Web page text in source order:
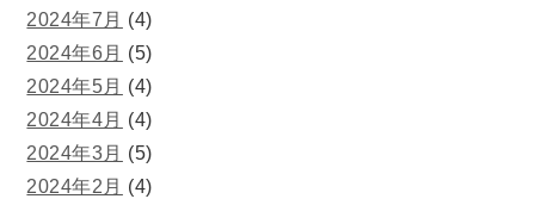
2024年7月 (4)
2024年6月 (5)
2024年5月 (4)
2024年4月 (4)
2024年3月 (5)
2024年2月 (4)